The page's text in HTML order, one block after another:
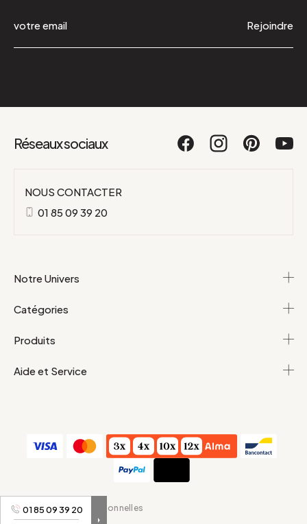
01 85 09 39 20
Rejoindre
Réseaux sociaux
NOUS CONTACTER
01 85 09 39 20
Notre Univers
Catégories
Produits
Aide et Service
C.G.V Données personnelles